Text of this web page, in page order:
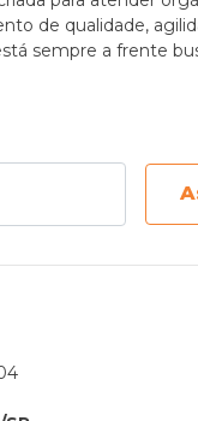
de qualidade,
sempre a frente